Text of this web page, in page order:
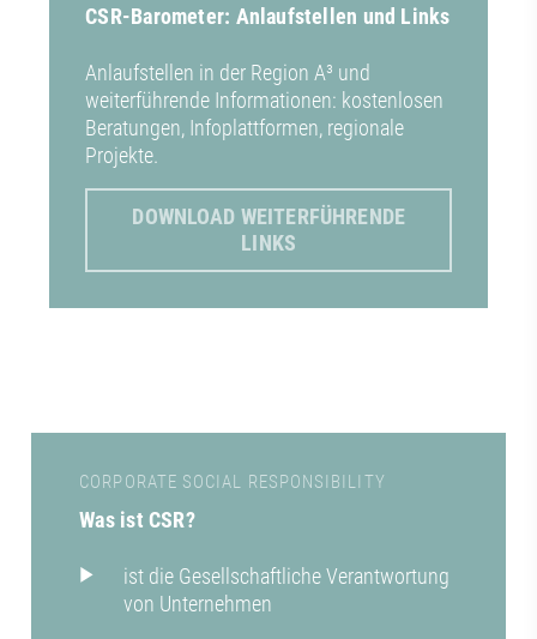
CSR-Barometer: Anlaufstellen und Links
Anlaufstellen in der Region A³ und
weiterführende Informationen: kostenlosen
Beratungen, Infoplattformen, regionale
Projekte.
DOWNLOAD WEITERFÜHRENDE
LINKS
CORPORATE SOCIAL RESPONSIBILITY
Was ist CSR?
ist die Gesellschaftliche Verantwortung
von Unternehmen